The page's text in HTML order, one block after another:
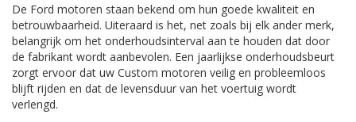
De Ford motoren staan bekend om hun goede kwaliteit en
betrouwbaarheid. Uiteraard is het, net zoals bij elk ander merk,
belangrijk om het onderhoudsinterval aan te houden dat door
de fabrikant wordt aanbevolen. Een jaarlijkse onderhoudsbeurt
zorgt ervoor dat uw Custom motoren veilig en probleemloos
blijft rijden en dat de levensduur van het voertuig wordt
verlengd.